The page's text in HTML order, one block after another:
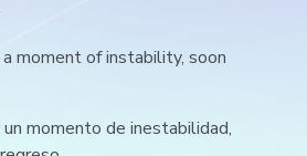
moment of instability, soon
momento de inestabilidad,